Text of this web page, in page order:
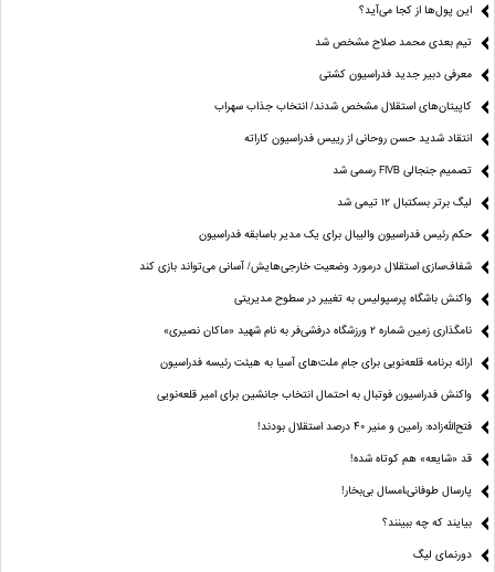
این پول‌ها از کجا می‌آید؟
تیم بعدی محمد صلاح مشخص شد
معرفی دبیر جدید فدراسیون کشتی
کاپیتان‌های استقلال مشخص شدند/ انتخاب جذاب سهراب
انتقاد شدید حسن روحانی از رییس فدراسیون کاراته
تصمیم جنجالی FIVB رسمی شد
لیگ برتر بسکتبال ۱۲ تیمی شد
حکم رئیس فدراسیون والیبال برای یک مدیر باسابقه فدراسیون
شفاف‌سازی استقلال درمورد وضعیت خارجی‌هایش/ آسانی می‌تواند بازی کند
واکنش باشگاه پرسپولیس به تغییر در سطوح مدیریتی
نامگذاری زمین شماره ۲ ورزشگاه درفشی‌فر به نام شهید «ماکان نصیری»
ارائه برنامه‌ قلعه‌نویی برای جام ملت‌های آسیا به هیئت رئیسه فدراسیون
واکنش فدراسیون فوتبال به احتمال انتخاب جانشین برای امیر قلعه‌نویی
فتح‌الله‌زاده: رامین و منیر 40 درصد استقلال بودند!
قد «شایعه» هم کوتاه شده!
پارسال طوفانی،امسال بی‌بخار!
بیایند که چه ببینند؟
دورنمای لیگ